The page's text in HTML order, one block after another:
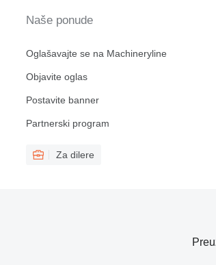
Naše ponude
Oglašavajte se na Machineryline
Objavite oglas
Postavite banner
Partnerski program
Za dilere